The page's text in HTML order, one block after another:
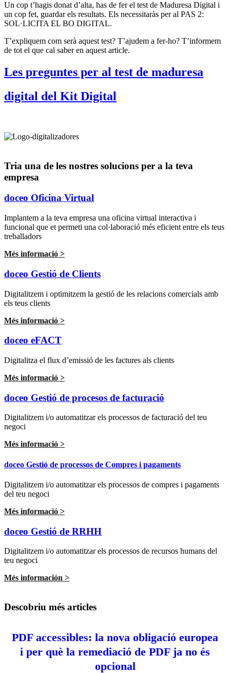
Un cop t’hagis donat d’alta, has de fer el test de Maduresa Digital i
un cop fet, guardar els resultats. Els necessitaràs per al PAS 2:
SOL·LICITA EL BO DIGITAL.
T’expliquem com serà aquest test? T’ajudem a fer-ho? T’informem
de tot el que cal saber en aquest article.
Les preguntes per al test de maduresa
digital del Kit Digital
Tria una de les nostres solucions per a la teva
empresa
doceo Oficina Virtual
Implantem a la teva empresa una oficina virtual interactiva i
funcional que et permeti una col·laboració més eficient entre els teus
treballadors
Més informació >
doceo Gestió de Clients
Digitalitzem i optimitzem la gestió de les relacions comercials amb
els teus clients
Més informació >
doceo eFACT
Digitalitza el flux d’emissió de les factures als clients
Més informació >
doceo Gestió de procesos de facturació
Digitalitzem i/o automatitzar els processos de facturació del teu
negoci
Més informació >
doceo Gestió de processos de Compres i pagaments
Digitalitzem i/o automatitzar els processos de compres i pagaments
del teu negoci
Més informació >
doceo Gestió de RRHH
Digitalitzem i/o automatitzar els processos de recursos humans del
teu negoci
Més información >
Descobriu més articles
PDF accessibles: la nova obligació europea
i per què la remediació de PDF ja no és
opcional